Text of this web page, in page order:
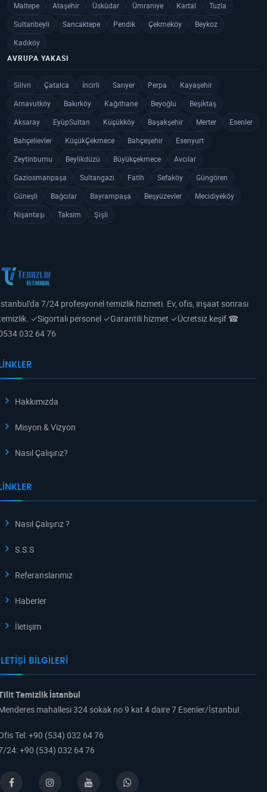
Maltepe Ataşehir Üsküdar Ümraniye Kartal
Tuzla
Sultanbeyli
Sancaktepe Pendik Çekmeköy
Beykoz
Kadıköy
AVRUPA YAKASI
Silivri Çatalca İncirli Sarıyer Perpa
Kayaşehir
Arnavutköy
Bakırköy Kağıthane Beyoğlu
Beşiktaş
Aksaray
EyüpSultan Küçükköy Başakşehir Merter
Esenler
Bahçelievler
KüçükÇekmece Bahçeşehir
Esenyurt
Zeytinburnu
Beylikdüzü Büyükçekmece
Avcılar
Gaziosmanpaşa
Sultangazi Fatih Sefaköy
Güngören
Güneşli
Bağcılar Bayrampaşa Beşyüzevler
Mecidiyeköy
Nişantaşı
Taksim Şişli
7/24 profesyonel temizlik hizmeti. Ev, ofis, inşaat sonrası
✓Sigortalı personel ✓Garantili hizmet ✓Ücretsiz keşif ☎
032 64 76
Hakkımızda
Misyon & Vizyon
Nasıl Çalışırız?
Nasıl Çalışırız ?
S.S.S
Referanslarımız
Haberler
İletişim
BILGILERI
Temizlik İstanbul
mahallesi 324 sokak no 9 kat 4 daire 7 Esenler/İstanbul.
Tel:+90 (534) 032 64 76
24:+90 (534) 032 64 76